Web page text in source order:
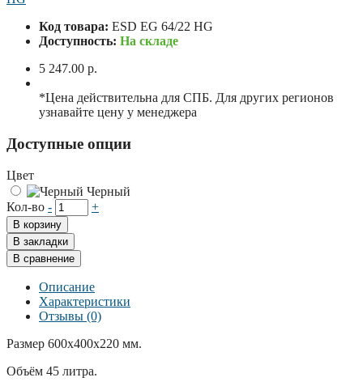
Код товара: ESD EG 64/22 HG
Доступность: На складе
5 247.00 р.
*Цена действительна для СПБ. Для других регионов
узнавайте цену у менеджера
Доступные опции
Цвет
Черный
Кол-во - +
В корзину
В закладки
В сравнение
Описание
Характеристики
Отзывы (0)
Размер 600x400x220 мм.
Объём 45 литра.